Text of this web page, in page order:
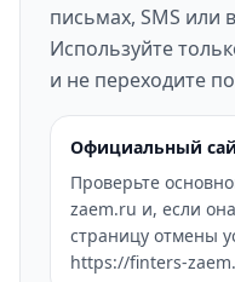
письмах, SMS или
Используйте
и не переходите
Официальный
Проверьте
zaem.ru и, если
страницу отмены
https://finters-